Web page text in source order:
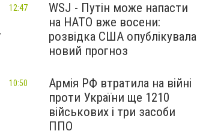
WSJ - Путін може напасти
на НАТО вже восени:
розвідка США опублікувала
новий прогноз
12:47
Армія РФ втратила на війні
проти України ще 1210
військових і три засоби
ППО
10:50